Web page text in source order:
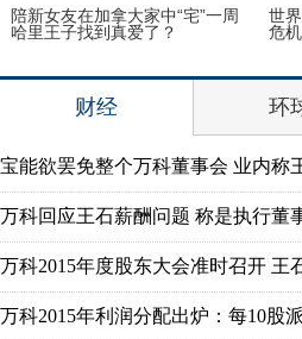
陪新女友在加拿大家中“宅”一周
哈里王子找到真爱了？
世
危机
财经 环
宝能欲罢免整个万科董事会 业内称
万科回应王石薪酬问题 称是执行董
万科2015年度股东大会准时召开 王
万科2015年利润分配出炉：每10股